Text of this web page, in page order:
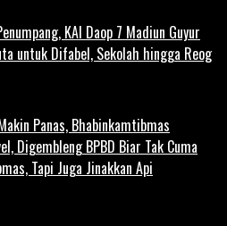
KAI Daop 7 Madiun Guyur
untuk Difabel, Sekolah hingga Reog
Panas, Bhabinkamtibmas
Digembleng BPBD Biar Tak Cuma
Tapi Juga Jinakkan Api